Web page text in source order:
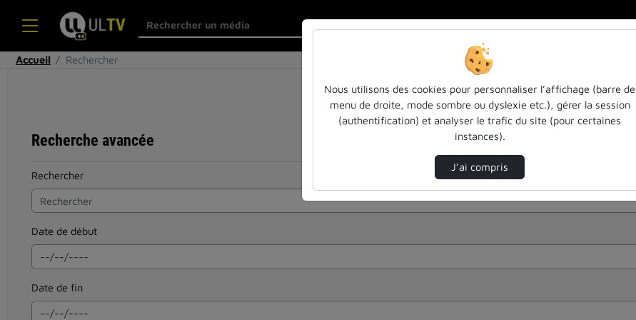
Accueil Rechercher
Recherche avancée
Rechercher
Date de début
Date de fin
Nous utilisons des cookies pour personnaliser l’affichage (barre de
menu de droite, mode sombre ou dyslexie etc.), gérer la session
(authentification) et analyser le trafic du site (pour certaines
instances).
J’ai compris